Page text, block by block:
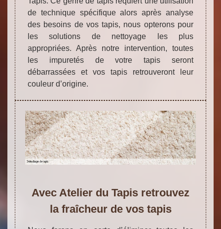
de technique spécifique alors après analyse
des besoins de vos tapis, nous opterons pour
les solutions de nettoyage les plus
appropriées. Après notre intervention, toutes
les impuretés de votre tapis seront
débarrassées et vos tapis retrouveront leur
couleur d’origine.
Avec Atelier du Tapis retrouvez
la fraîcheur de vos tapis